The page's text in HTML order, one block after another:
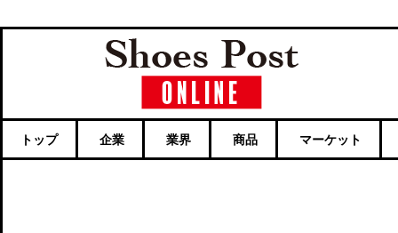
トップ 企業 業界 商品 マーケット